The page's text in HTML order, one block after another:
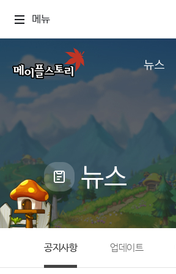
메뉴
뉴스
공지사항
업데이트
캐시샵 공지
메이플 알림판
with maple
뉴스
공지사항 업데이트